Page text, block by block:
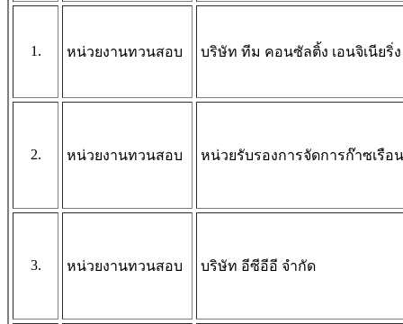
1. หน่วยงานทวนสอบ บริษัท ทีม คอนซัลติ้ง เอนจิเนียริ่
2. หน่วยงานทวนสอบ หน่วยรับรองการจัดการก๊าซเรือ
3. หน่วยงานทวนสอบ บริษัท อีซีอีอี จำกัด